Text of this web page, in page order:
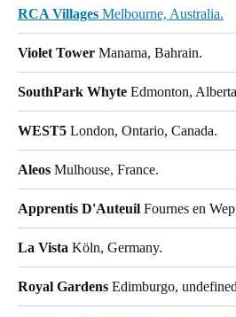
RCA Villages Melbourne, Australia.
Violet Tower Manama, Bahrain.
SouthPark Whyte Edmonton,
WEST5 London, Ontario, Canada.
Aleos Mulhouse, France.
Apprentis D'Auteuil Fournes en
La Vista Köln, Germany.
Royal Gardens Edimburgo,